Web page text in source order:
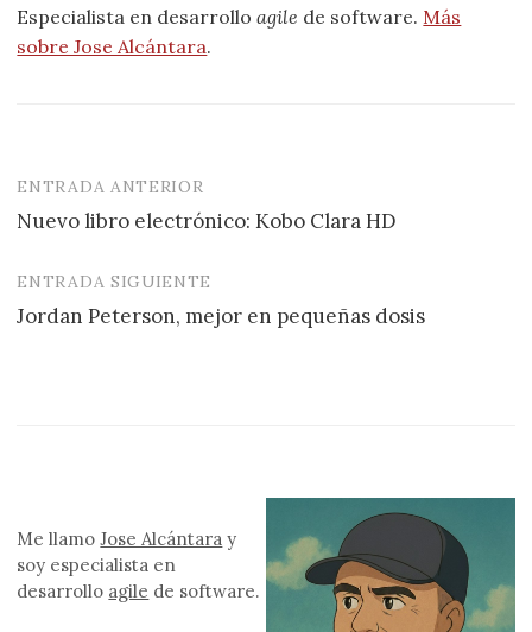
Especialista en desarrolloagile de software. Más
sobre Jose Alcántara.
Navegación
de
entradas
ENTRADA ANTERIOR
Nuevo libro electrónico: Kobo Clara HD
ENTRADA SIGUIENTE
Jordan Peterson, mejor en pequeñas dosis
Me llamoJose Alcántara y
soy especialista en
desarrollo agile de software.